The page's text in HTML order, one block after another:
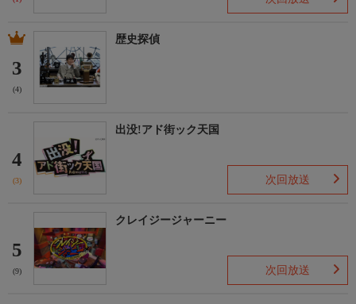
3
(4)
歴史探偵
4
(3)
出没!アド街ック天国
次回放送
5
(9)
クレイジージャーニー
次回放送